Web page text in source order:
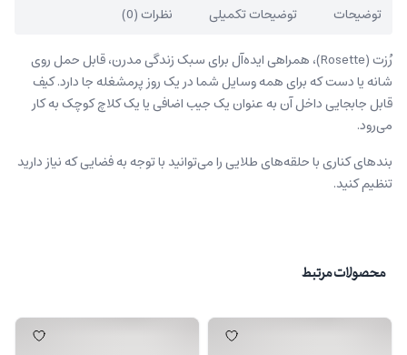
توضیحات توضیحات تکمیلی نظرات (0)
رُزت (Rosette)، همراهی ایده‌آل برای سبک زندگی مدرن، قابل حمل روی
شانه یا دست که برای همه وسایل شما در یک روز پرمشغله جا دارد. کیف
قابل جابجایی داخل آن به عنوان یک جیب اضافی یا یک کلاچ کوچک به کار
می‌رود.
بندهای کناری با حلقه‌های طلایی را می‌توانید با توجه به فضایی که نیاز دارید
تنظیم کنید.
محصولات مرتبط